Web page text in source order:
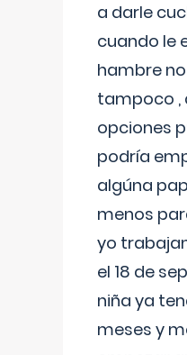
a darle
cuando le
hambre
tampoco ,
opciones
podría
algúna
menos
yo
el 18 de
niña ya
meses y